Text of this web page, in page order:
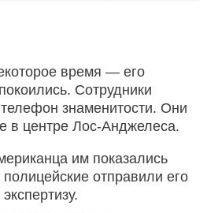
время — его
Сотрудники
знаменитости. Они
в центре Лос-Анджелеса.
им показались
отправили его